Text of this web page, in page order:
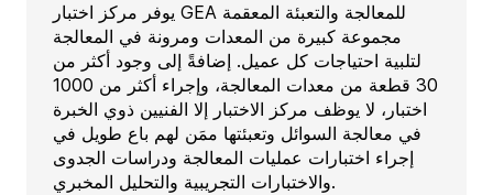
يوفر مركز اختبار GEA للمعالجة والتعبئة المعقمة
مجموعة كبيرة من المعدات ومرونة في المعالجة
لتلبية احتياجات كل عميل. إضافةً إلى وجود أكثر من
30 قطعة من معدات المعالجة، وإجراء أكثر من 1000
اختبار، لا يوظف مركز الاختبار إلا الفنيين ذوي الخبرة
في معالجة السوائل وتعبئتها ممَن لهم باع طويل في
إجراء اختبارات عمليات المعالجة ودراسات الجدوى
والاختبارات التجريبية والتحليل المخبري.